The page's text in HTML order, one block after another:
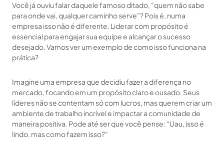
Você já ouviu falar daquele famoso ditado, “quem não sabe
para onde vai, qualquer caminho serve”? Pois é, numa
empresa isso não é diferente. Liderar com propósito é
essencial para engajar sua equipe e alcançar o sucesso
desejado. Vamos ver um exemplo de como isso funciona na
prática?
Imagine uma empresa que decidiu fazer a diferença no
mercado, focando em um propósito claro e ousado. Seus
líderes não se contentam só com lucros, mas querem criar um
ambiente de trabalho incrível e impactar a comunidade de
maneira positiva. Pode até ser que você pense: “Uau, isso é
lindo, mas como fazem isso?”